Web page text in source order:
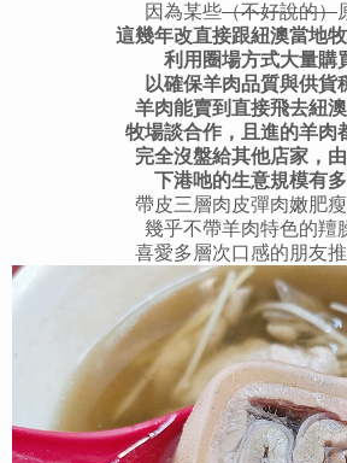
因為某些（不好說的）
這幾年改直接跟紐澳當地牧
利用圈場方式大量購
以確保羊肉品質與供貨
羊肉能賣到直接飛去紐
牧場談合作，且進的羊肉
完全沒盤給其他店家，
下港吔的生意規模有多
帶皮三層肉皮彈肉嫩肥瘦
幾乎不帶羊肉特色的羶
喜愛多層次口感的朋友推